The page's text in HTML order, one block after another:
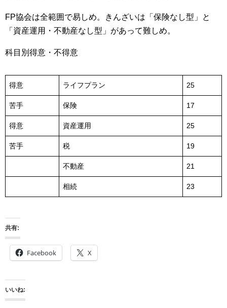
FP協会は全範囲で易しめ。きんざいは「保険なし型」と
「資産運用・不動産なし型」があって難しめ。
科目別得意・不得意
得意 ライフプラン 25
苦手 保険 17
得意 資産運用 25
苦手 税 19
不動産 21
相続 23
共有:
Facebook X
いいね: